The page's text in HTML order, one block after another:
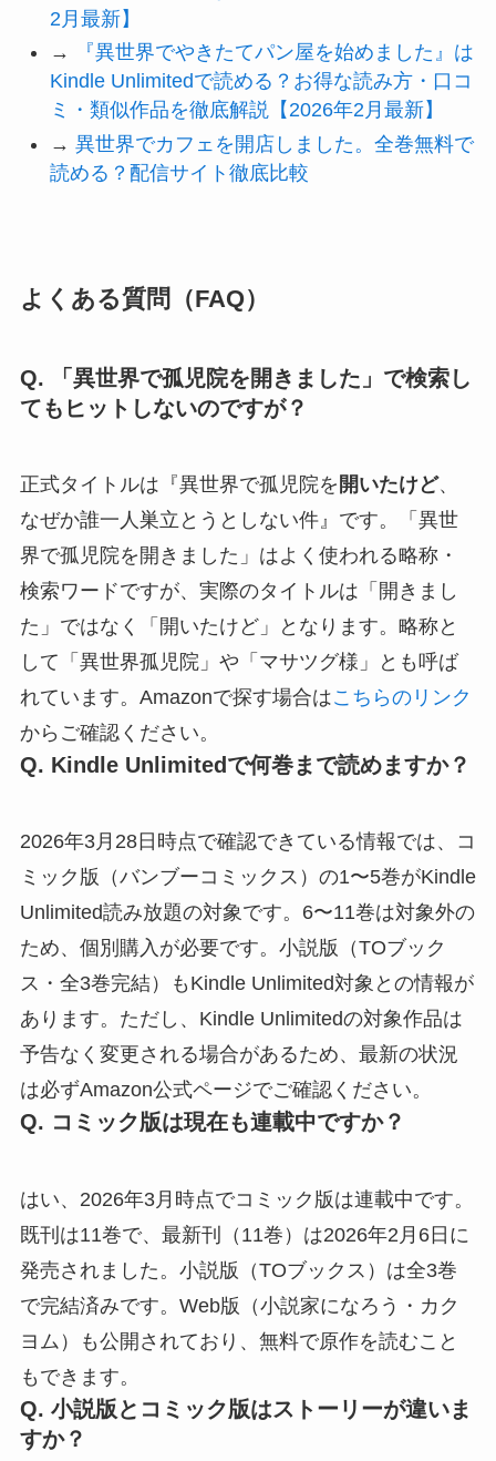
2月最新】
→
『異世界でやきたてパン屋を始めました』は
Kindle Unlimitedで読める？お得な読み方・口コ
ミ・類似作品を徹底解説【2026年2月最新】
→ 異世界でカフェを開店しました。全巻無料で
読める？配信サイト徹底比較
よくある質問（FAQ）
Q. 「異世界で孤児院を開きました」で検索し
てもヒットしないのですが？
正式タイトルは『異世界で孤児院を 開いたけど、
なぜか誰一人巣立とうとしない件』です。「異世
界で孤児院を開きました」はよく使われる略称・
検索ワードですが、実際のタイトルは「開きまし
た」ではなく「開いたけど」となります。略称と
して「異世界孤児院」や「マサツグ様」とも呼ば
れています。Amazonで探す場合はこちらのリンク
からご確認ください。
Q. Kindle Unlimitedで何巻まで読めますか？
2026年3月28日時点で確認できている情報では、コ
ミック版（バンブーコミックス）の1〜5巻がKindle
Unlimited読み放題の対象です。6〜11巻は対象外の
ため、個別購入が必要です。小説版（TOブック
ス・全3巻完結）もKindle Unlimited対象との情報が
あります。ただし、Kindle Unlimitedの対象作品は
予告なく変更される場合があるため、最新の状況
は必ずAmazon公式ページでご確認ください。
Q. コミック版は現在も連載中ですか？
はい、2026年3月時点でコミック版は連載中です。
既刊は11巻で、最新刊（11巻）は2026年2月6日に
発売されました。小説版（TOブックス）は全3巻
で完結済みです。Web版（小説家になろう・カク
ヨム）も公開されており、無料で原作を読むこと
もできます。
Q. 小説版とコミック版はストーリーが違いま
すか？